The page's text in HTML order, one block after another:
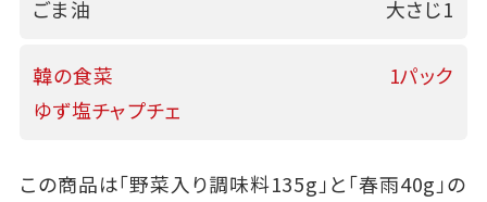
ごま油 大さじ1
韓の食菜
ゆず塩チャプチェ
1パック
この商品は「野菜入り調味料135g」と「春雨40g」の